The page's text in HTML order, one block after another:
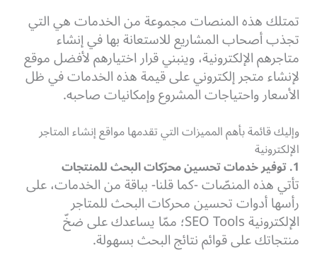
تمتلك هذه المنصات مجموعة من الخدمات هي التي
تجذب أصحاب المشاريع للاستعانة بها في إنشاء
متاجرهم الإلكترونية، وينبني قرار اختيارهم لأفضل موقع
لإنشاء متجر إلكتروني على قيمة هذه الخدمات في ظل
الأسعار واحتياجات المشروع وإمكانيات صاحبه.
وإليك قائمة بأهم المميزات التي تقدمها مواقع إنشاء المتاجر
الإلكترونية
1. توفير خدمات تحسين محرّكات البحث للمنتجات
تأتي هذه المنصّات -كما قلنا- بباقة من الخدمات، على
رأسها أدوات تحسين محركات البحث للمتاجر
الإلكترونية SEO Tools؛ ممّا يساعدك على ضخّ
منتجاتك على قوائم نتائج البحث بسهولة.